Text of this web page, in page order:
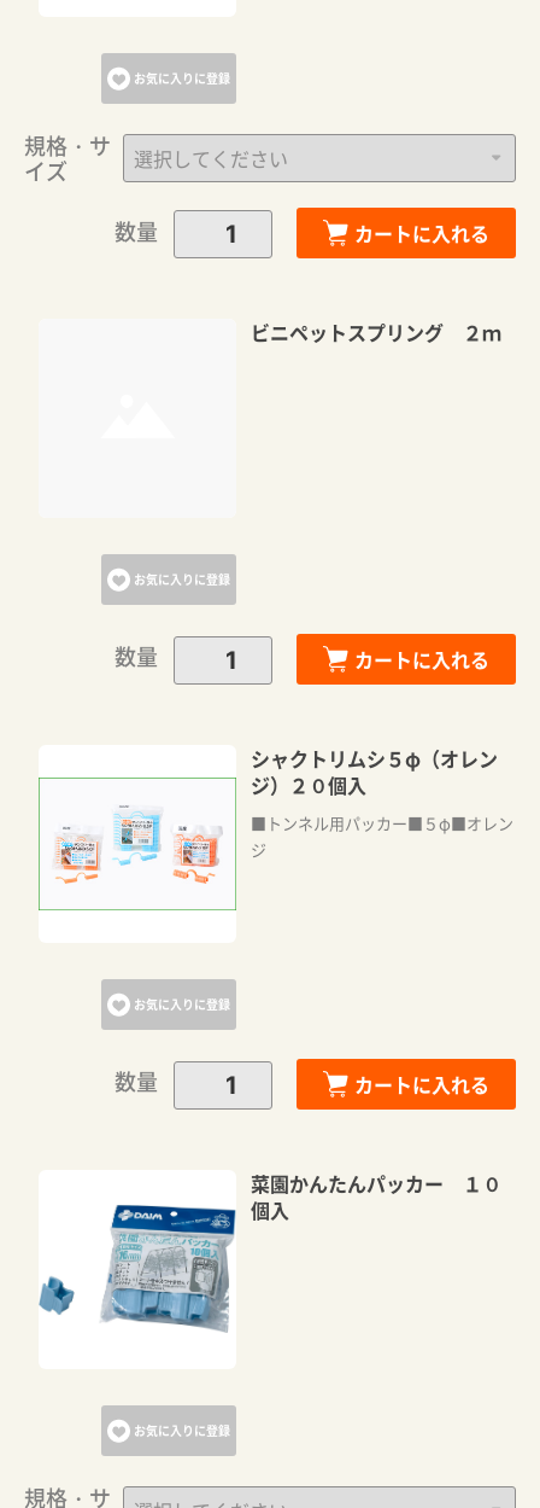
お気に入りに登録
規格・サ
イズ
数量
カートに入れる
お気に入りに登録
ビニペットスプリング ２ｍ
数量 カートに入れる
お気に入りに登録
シャクトリムシ５φ（オレン
ジ）２０個入
■トンネル用パッカー■５φ■オレン
ジ
数量 カートに入れる
お気に入りに登録
菜園かんたんパッカー １０
個入
規格・サ